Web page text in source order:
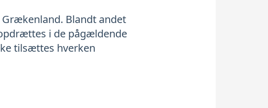
Grækenland. Blandt andet
i de pågældende
tilsættes hverken